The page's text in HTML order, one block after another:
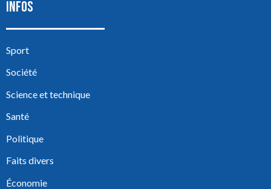
INFOS
Sport
Société
Science et technique
Santé
Politique
Faits divers
Économie